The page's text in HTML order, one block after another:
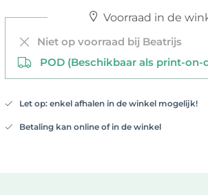
Voorraad in de
Niet op voorraad bij Beatrijs
POD (Beschikbaar als print-on-
Let op: enkel afhalen in de winkel mogelijk!
Betaling kan online of in de winkel